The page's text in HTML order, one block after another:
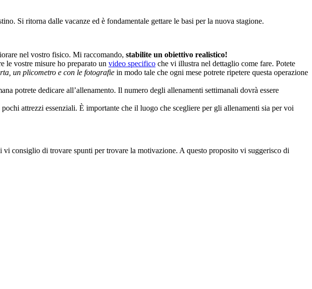
Si ritorna dalle vacanze ed è fondamentale gettare le basi per la nuova stagione.
nel vostro fisico. Mi raccomando, stabilite un obiettivo realistico!
le vostre misure ho preparato un video specifico che vi illustra nel dettaglio come fare. Potete
un plicometro e con le fotografie in modo tale che ogni mese potrete ripetere questa operazione
potrete dedicare all’allenamento. Il numero degli allenamenti settimanali dovrà essere
attrezzi essenziali. È importante che il luogo che scegliere per gli allenamenti sia per voi
vi consiglio di trovare spunti per trovare la motivazione. A questo proposito vi suggerisco di